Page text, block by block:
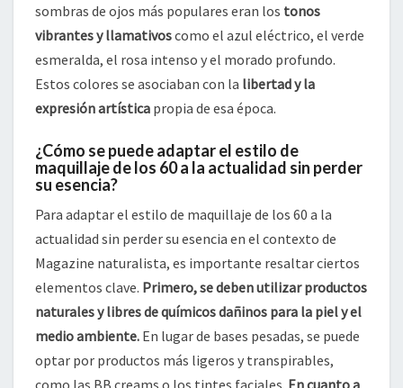
sombras de ojos más populares eran los tonos
vibrantes y llamativoscomo el azul eléctrico, el verde
esmeralda, el rosa intenso y el morado profundo.
Estos colores se asociaban con la libertad y la
expresión artística propia de esa época.
¿Cómo se puede adaptar el estilo de
maquillaje de los 60 a la actualidad sin perder
su esencia?
Para adaptar el estilo de maquillaje de los 60 a la
actualidad sin perder su esencia en el contexto de
Magazine naturalista, es importante resaltar ciertos
elementos clave. Primero, se deben utilizar productos
naturales y libres de químicos dañinos para la piel y el
medio ambiente. En lugar de bases pesadas, se puede
optar por productos más ligeros y transpirables,
como las BB creams o los tintes faciales. En cuanto a